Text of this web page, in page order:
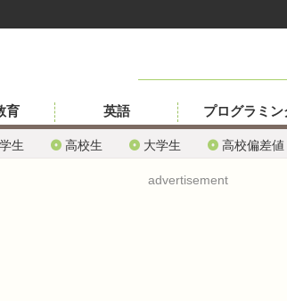
生 高校生 大学生 高校偏差値
育 英語 プログラミン
advertisement